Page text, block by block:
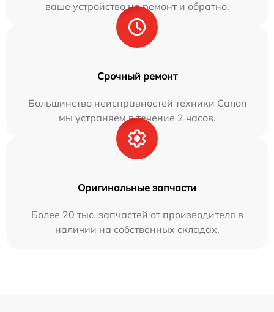
ваше устройство на ремонт и обратно.
Срочный ремонт
Большинство неисправностей техники Canon
мы устраняем в течение 2 часов.
Оригинальные запчасти
Более 20 тыс. запчастей от производителя в
наличии на собственных складах.